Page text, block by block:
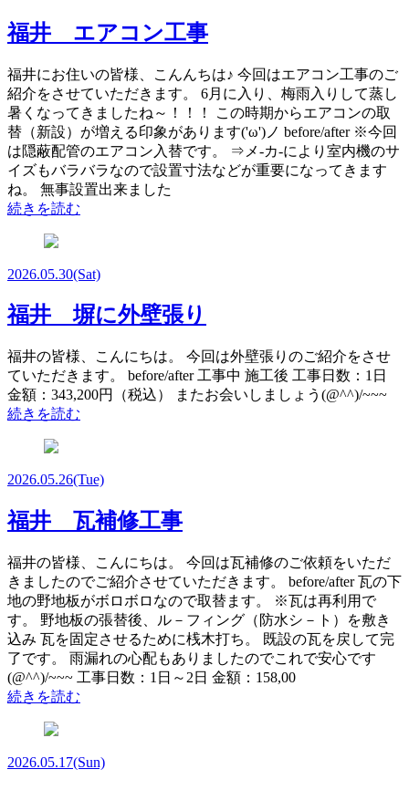
福井 エアコン工事
福井にお住いの皆様、こんんちは♪ 今回はエアコン工事のご
紹介をさせていただきます。 6月に入り、梅雨入りして蒸し
暑くなってきましたね～！！！ この時期からエアコンの取
替（新設）が増える印象があります('ω')ノ before/after ※今回
は隠蔽配管のエアコン入替です。 ⇒メ-カ-により室内機のサ
イズもバラバラなので設置寸法などが重要になってきます
ね。 無事設置出来ました
続きを読む
2026.05.30(Sat)
福井 塀に外壁張り
福井の皆様、こんにちは。 今回は外壁張りのご紹介をさせ
ていただきます。 before/after 工事中 施工後 工事日数：1日
金額：343,200円（税込） またお会いしましょう(@^^)/~~~
続きを読む
2026.05.26(Tue)
福井 瓦補修工事
福井の皆様、こんにちは。 今回は瓦補修のご依頼をいただ
きましたのでご紹介させていただきます。 before/after 瓦の下
地の野地板がボロボロなので取替ます。 ※瓦は再利用で
す。 野地板の張替後、ル－フィング（防水シ－ト）を敷き
込み 瓦を固定させるために桟木打ち。 既設の瓦を戻して完
了です。 雨漏れの心配もありましたのでこれで安心です
(@^^)/~~~ 工事日数：1日～2日 金額：158,00
続きを読む
2026.05.17(Sun)